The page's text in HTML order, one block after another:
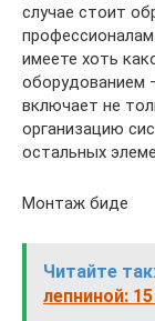
случае стоит
имеете хоть
оборудованием
включает не
организацию
остальных
Монтаж биде
Читайте
лепниной: